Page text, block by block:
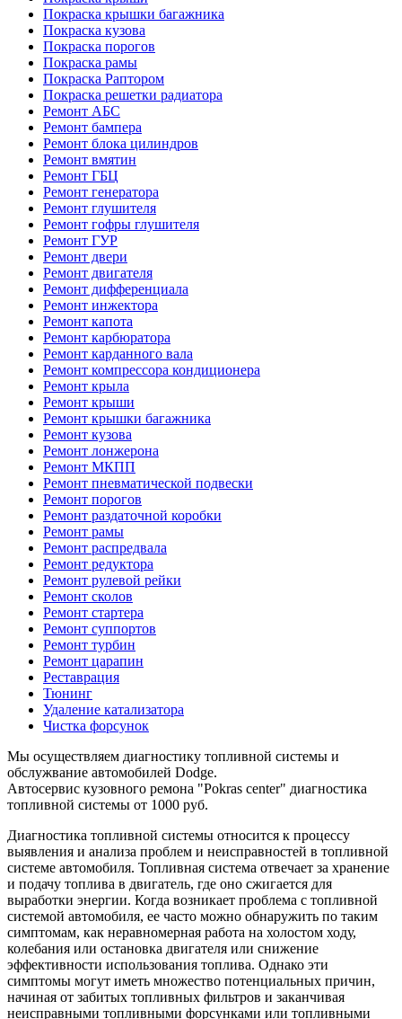
Покраска крышки багажника
Покраска кузова
Покраска порогов
Покраска рамы
Покраска Раптором
Покраска решетки радиатора
Ремонт АБС
Ремонт бампера
Ремонт блока цилиндров
Ремонт вмятин
Ремонт ГБЦ
Ремонт генератора
Ремонт глушителя
Ремонт гофры глушителя
Ремонт ГУР
Ремонт двери
Ремонт двигателя
Ремонт дифференциала
Ремонт инжектора
Ремонт капота
Ремонт карбюратора
Ремонт карданного вала
Ремонт компрессора кондиционера
Ремонт крыла
Ремонт крыши
Ремонт крышки багажника
Ремонт кузова
Ремонт лонжерона
Ремонт МКПП
Ремонт пневматической подвески
Ремонт порогов
Ремонт раздаточной коробки
Ремонт рамы
Ремонт распредвала
Ремонт редуктора
Ремонт рулевой рейки
Ремонт сколов
Ремонт стартера
Ремонт суппортов
Ремонт турбин
Ремонт царапин
Реставрация
Тюнинг
Удаление катализатора
Чистка форсунок
Мы осуществляем диагностику топливной системы и
обслужвание автомобилей Dodge.
Автосервис кузовного ремона "Pokras center" диагностика
топливной системы от 1000 руб.
Диагностика топливной системы относится к процессу
выявления и анализа проблем и неисправностей в топливной
системе автомобиля. Топливная система отвечает за хранение
и подачу топлива в двигатель, где оно сжигается для
выработки энергии. Когда возникает проблема с топливной
системой автомобиля, ее часто можно обнаружить по таким
симптомам, как неравномерная работа на холостом ходу,
колебания или остановка двигателя или снижение
эффективности использования топлива. Однако эти
симптомы могут иметь множество потенциальных причин,
начиная от забитых топливных фильтров и заканчивая
неисправными топливными форсунками или топливными